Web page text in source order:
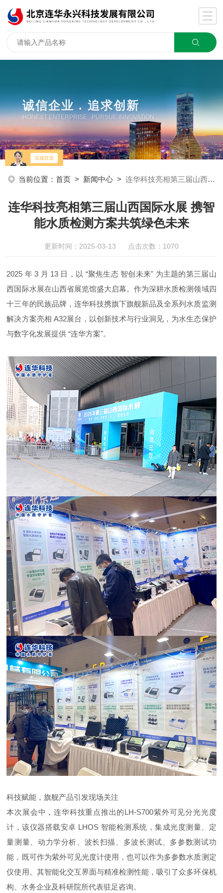
诚信企业 . 追求创新
HONEST ENTERPRISE . PURSUE INNOVATION
当前位置：首页 > 新闻中心 >连华科技亮相第三届山西国际水展 携智能水质检测方案共筑绿色未来
连华科技亮相第三届山西国际水展 携智
能水质检测方案共筑绿色未来
更新时间：2025-03-13 点击次数：1070
2025 年 3 月 13 日，以 “聚焦生态 智创未来" 为主题的第三届山
西国际水展在山西省展览馆盛大启幕。作为深耕水质检测领域四
十三年的民族品牌，连华科技携旗下旗舰新品及全系列水质监测
解决方案亮相 A32展台，以创新技术与行业洞见，为水生态保护
与数字化发展提供 “连华方案"。
科技赋能，旗舰产品引发现场关注
本次展会中，连华科技重点推出的LH-S700紫外可见分光光度
计，该仪器搭载安卓 LHOS 智能检测系统，集成光度测量、定
量测量、动力学分析、波长扫描、多波长测试、多参数测试功
能，既可作为紫外可见光度计使用，也可以作为多参数水质测定
仪使用。其智能化交互界面与精准检测性能，吸引了众多环保机
构、水务企业及科研院所代表驻足咨询。